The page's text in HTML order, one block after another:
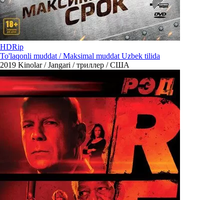
HDRip
To'laqonli muddat / Maksimal muddat Uzbek tilida
2019 Kinolar / Jangari / триллер / США